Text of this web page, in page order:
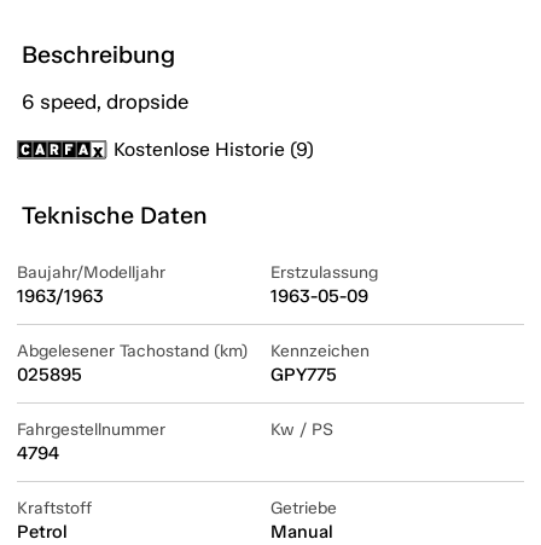
Beschreibung
6 speed, dropside
Kostenlose Historie (9)
Teknische Daten
Baujahr/Modelljahr
1963/1963
Erstzulassung
1963-05-09
Abgelesener Tachostand (km)
025895
Kennzeichen
GPY775
Fahrgestellnummer
4794
Kw / PS
Kraftstoff
Petrol
Getriebe
Manual